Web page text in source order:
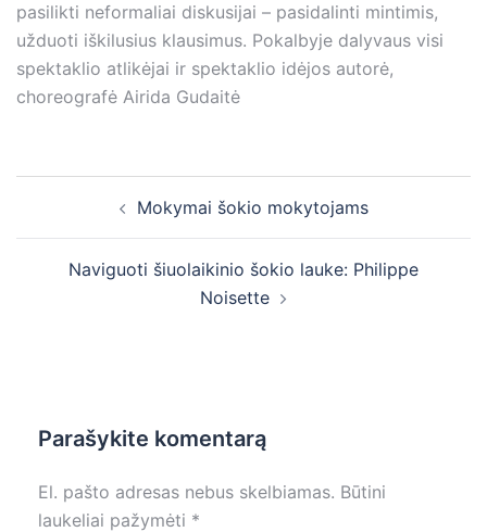
pasilikti neformaliai diskusijai – pasidalinti mintimis,
užduoti iškilusius klausimus. Pokalbyje dalyvaus visi
spektaklio atlikėjai ir spektaklio idėjos autorė,
choreografė Airida Gudaitė
navigationMokymai šokio mokytojams
Naviguoti šiuolaikinio šokio lauke: Philippe
Noisette
Parašykite komentarą
El. pašto adresas nebus skelbiamas. Būtini
laukeliai pažymėti *